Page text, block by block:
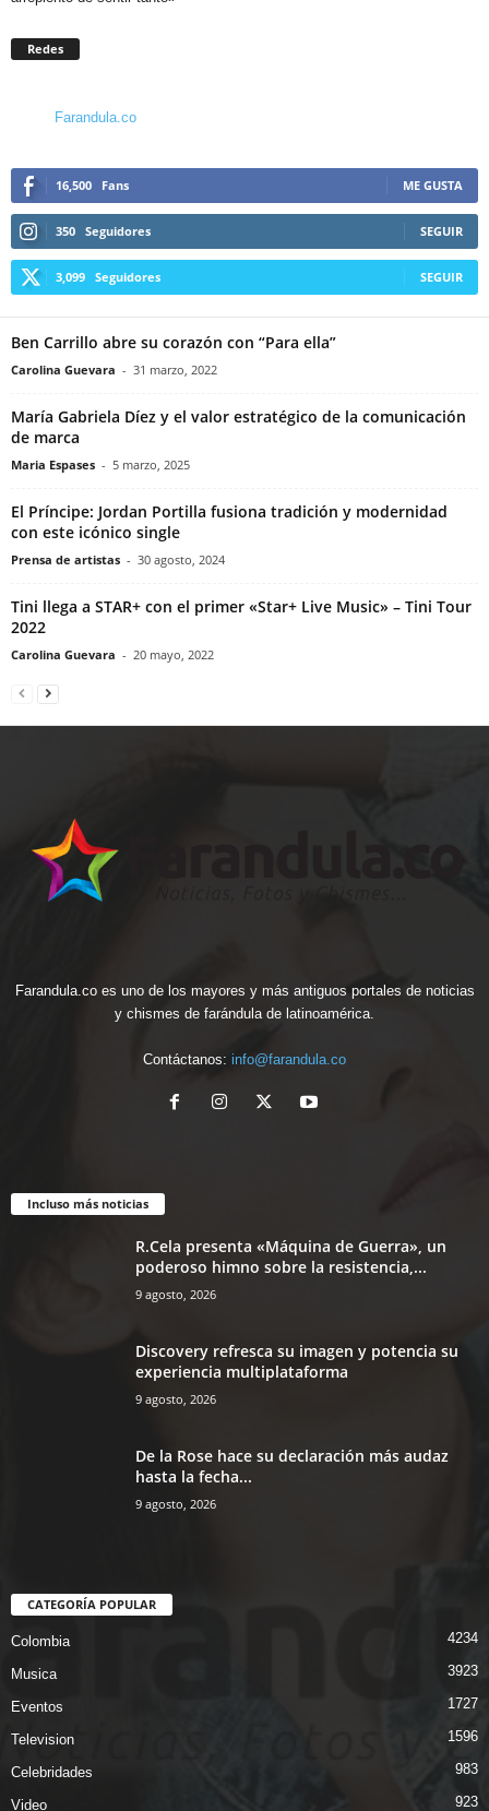
Redes
Farandula.co
16,500 Fans ME GUSTA
350 Seguidores SEGUIR
3,099 Seguidores SEGUIR
Ben Carrillo abre su corazón con “Para ella”
Carolina Guevara - 31 marzo, 2022
María Gabriela Díez y el valor estratégico de la comunicación
de marca
Maria Espases - 5 marzo, 2025
El Príncipe: Jordan Portilla fusiona tradición y modernidad
con este icónico single
Prensa de artistas - 30 agosto, 2024
Tini llega a STAR+ con el primer «Star+ Live Music» – Tini Tour
2022
Carolina Guevara - 20 mayo, 2022
Farandula.co es uno de los mayores y más antiguos portales de noticias
y chismes de farándula de latinoamérica.
Contáctanos: info@farandula.co
Incluso más noticias
R.Cela presenta «Máquina de Guerra», un
poderoso himno sobre la resistencia,...
9 agosto, 2026
Discovery refresca su imagen y potencia su
experiencia multiplataforma
9 agosto, 2026
De la Rose hace su declaración más audaz
hasta la fecha...
9 agosto, 2026
CATEGORÍA POPULAR
Colombia 4234
Musica 3923
Eventos 1727
Television 1596
Celebridades 983
Video 923